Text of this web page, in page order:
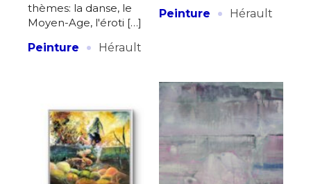
thèmes: la danse, le
Moyen-Age, l'éroti […]
Peinture
· Hérault
Peinture
· Hérault